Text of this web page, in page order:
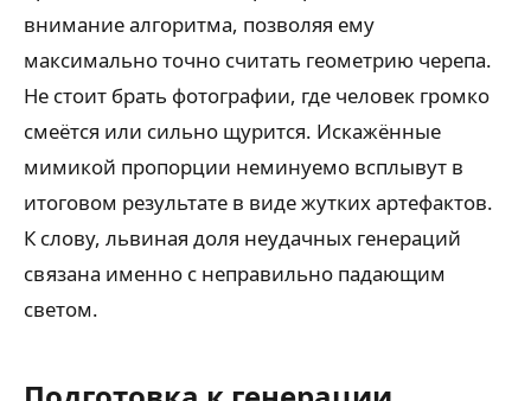
внимание алгоритма, позволяя ему
максимально точно считать геометрию черепа.
Не стоит брать фотографии, где человек громко
смеётся или сильно щурится. Искажённые
мимикой пропорции неминуемо всплывут в
итоговом результате в виде жутких артефактов.
К слову, львиная доля неудачных генераций
связана именно с неправильно падающим
светом.